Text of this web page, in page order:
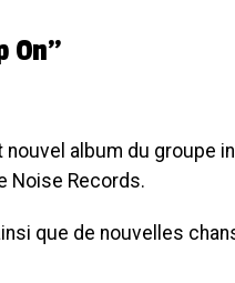
On”
nouvel album du groupe
Noise Records.
que de nouvelles